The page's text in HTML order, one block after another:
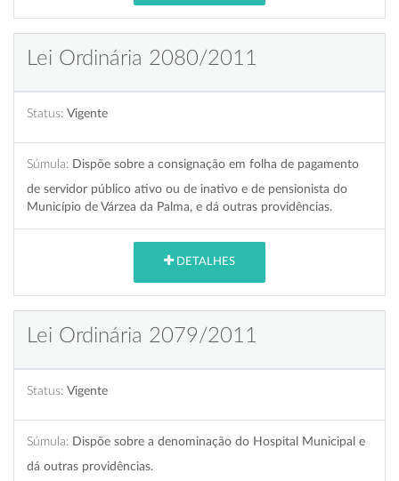
Lei Ordinária 2080/2011
Status: Vigente
Súmula: Dispõe sobre a consignação em folha de pagamento
de servidor público ativo ou de inativo e de pensionista do
Município de Várzea da Palma, e dá outras providências.
DETALHES
Lei Ordinária 2079/2011
Status: Vigente
Súmula: Dispõe sobre a denominação do Hospital Municipal e
dá outras providências.